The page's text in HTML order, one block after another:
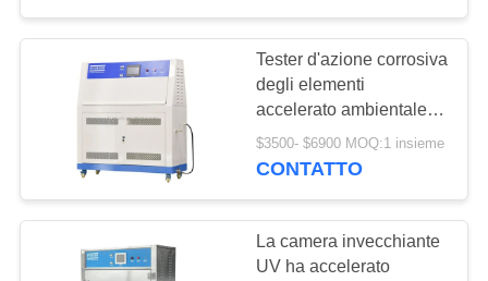
camera di prova di
invecchiamento
64
Tester d'azione corrosiva
degli elementi
accelerato ambientale,
macchina di prove UV
invecchiare 10rpm
$3500- $6900 MOQ:1 insieme
CONTATTO
La camera invecchiante
UV ha accelerato